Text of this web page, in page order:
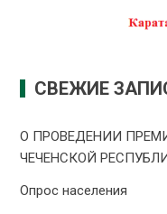
СВЕЖИЕ
О ПРОВЕДЕНИИ
ЧЕЧЕНСКОЙ
Опрос населения